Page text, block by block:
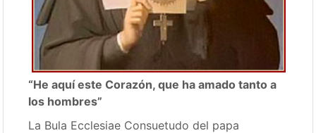
“He aquí este Corazón, que ha amado tanto a
los hombres”
La Bula Ecclesiae Consuetudo del papa